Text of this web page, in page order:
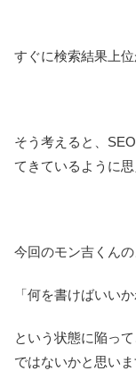
すぐに検索結果上
そう考えると、
てきているように思
今回のモン吉くんの
「何を書けばいい
という状態に陥っ
ではないかと思いま